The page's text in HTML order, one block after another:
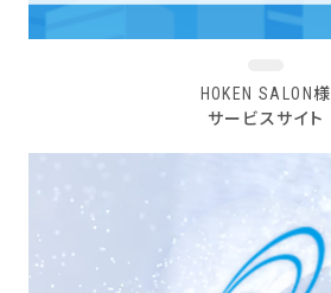
HOKEN SALON様
サービスサイト